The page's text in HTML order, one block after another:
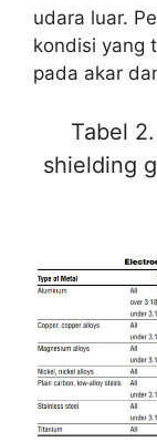
udara luar.
kondisi yang
pada akar
Tabel
shielding